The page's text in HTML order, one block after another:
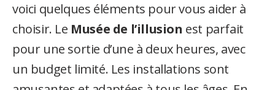
voici quelques éléments pour vous aider à
choisir. Le Musée de l’illusion est parfait
pour une sortie d’une à deux heures, avec
un budget limité. Les installations sont